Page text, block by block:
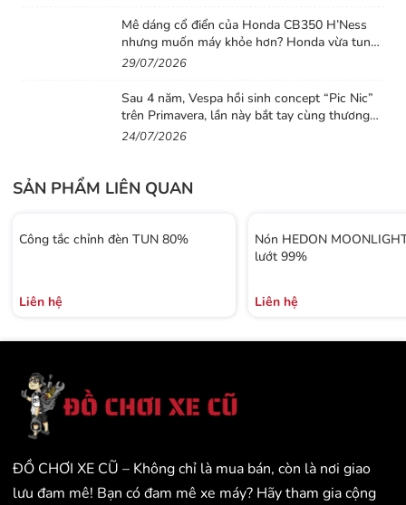
Mê dáng cổ điển của Honda CB350 H’Ness
nhưng muốn máy khỏe hơn? Honda vừa tung
ra lời giải với CB500 mới
29/07/2026
Sau 4 năm, Vespa hồi sinh concept “Pic Nic”
trên Primavera, lần này bắt tay cùng thương
hiệu thời trang Gigi
24/07/2026
SẢN PHẨM LIÊN QUAN
Công tắc chỉnh đèn TUN 80%
Liên hệ
Nón HEDON
lướt 99%
Liên hệ
ĐỒ CHƠI XE CŨ – Không chỉ là mua bán, còn là nơi giao
lưu đam mê! Bạn có đam mê xe máy? Hãy tham gia cộng